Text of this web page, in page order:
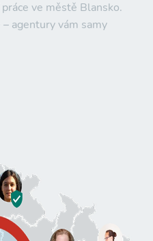
ve městě Blansko.
agentury vám samy